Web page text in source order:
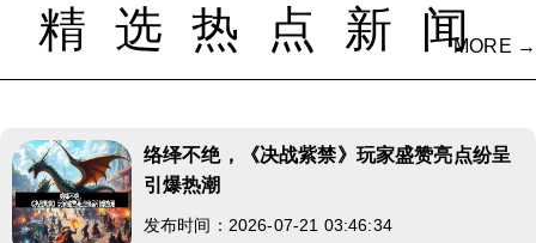
精选热点新闻
MORE →
络绎不绝，《决战紫禁》玩家盛赞亮点纷呈
引爆热潮
发布时间：2026-07-21 03:46:34